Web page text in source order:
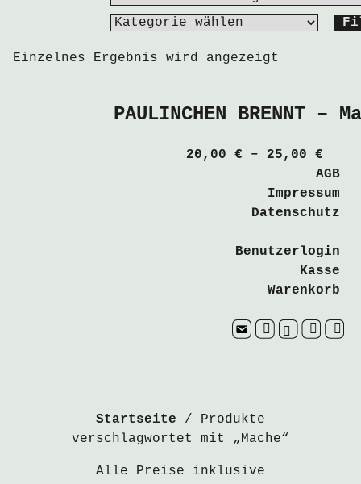
Einzelnes Ergebnis wird angezeigt
PAULINCHEN BRENNT –
20,00 € – 25,00 €
Startseite / Produkte
verschlagwortet mit „Mache“
Alle Preise inklusive
AGB
Impressum
Datenschutz
Benutzerlogin
Kasse
Warenkorb
Kontaktinstagram.com
facebook.com